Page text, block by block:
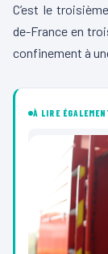
C’est le
de-France en
confinement à
À LIRE